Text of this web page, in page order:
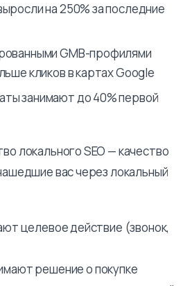
на 250% за последние
GMB-профилями
кликов в картах Google
занимают до 40% первой
локального SEO — качество
вас через локальный
целевое действие (звонок,
решение о покупке